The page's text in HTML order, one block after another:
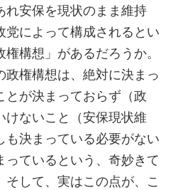
れ安保を現状のまま維持
党によって構成されるとい
構想」があるだろうか。
権構想は、絶対に決まっ
とが決まっておらず（政
けないこと（安保現状維
も決まっている必要がない
っているという、奇妙きて
して、実はこの点が、こ